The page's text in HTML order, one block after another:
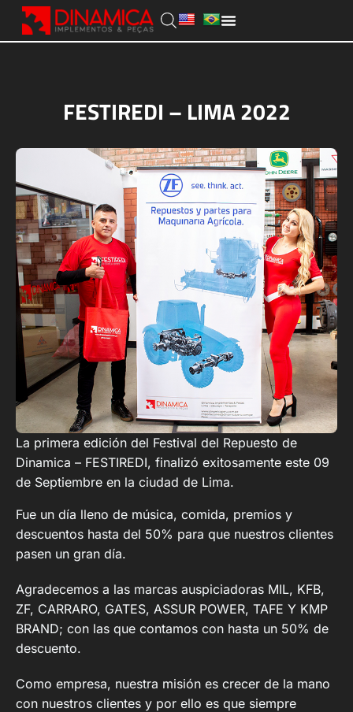
FESTIREDI – LIMA 2022
La primera edición del Festival del Repuesto de
Dinamica – FESTIREDI, finalizó exitosamente este 09
de Septiembre en la ciudad de Lima.
Fue un día lleno de música, comida, premios y
descuentos hasta del 50% para que nuestros clientes
pasen un gran día.
Agradecemos a las marcas auspiciadoras MIL, KFB,
ZF, CARRARO, GATES, ASSUR POWER, TAFE Y KMP
BRAND; con las que contamos con hasta un 50% de
descuento.
Como empresa, nuestra misión es crecer de la mano
con nuestros clientes y por ello es que siempre